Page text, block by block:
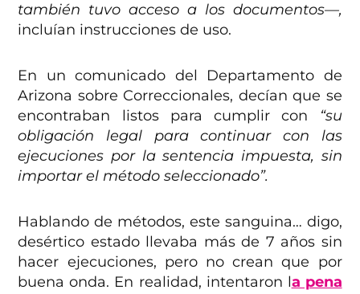
también tuvo acceso a los documentos—,
incluían instrucciones de uso.
En un comunicado del Departamento de
Arizona sobre Correccionales, decían que se
encontraban listos para cumplir con
“su
obligación legal para continuar con las
ejecuciones por la sentencia impuesta, sin
importar el método seleccionado”.
Hablando de métodos, este sanguina… digo,
desértico estado llevaba más de 7 años sin
hacer ejecuciones, pero no crean que por
buena onda. En realidad, intentaron la pena